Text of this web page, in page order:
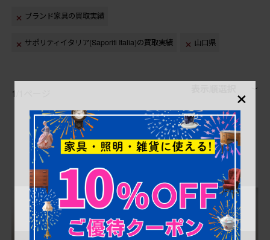
ブランド家具の買取実績
サポリティイタリア(Saporiti Italia)の買取実績 山口県
1/1ページ
1
×